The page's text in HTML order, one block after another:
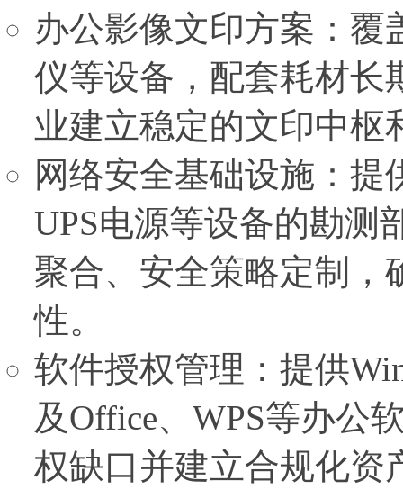
办公影像文印方案：覆
仪等设备，配套耗材长
业建立稳定的文印中枢
网络安全基础设施：
UPS电源等设备的勘测
聚合、安全策略定制，
性。
软件授权管理：提供
及Office、WPS等办公
权缺口并建立合规化资